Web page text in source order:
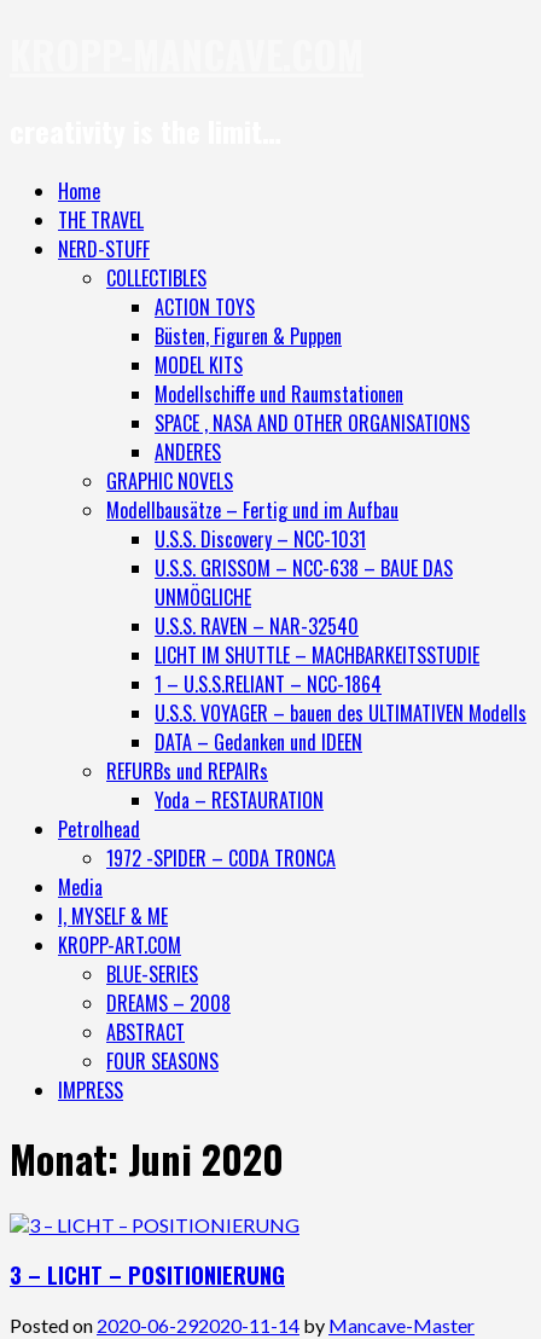
Home
THE TRAVEL
NERD-STUFF
COLLECTIBLES
ACTION TOYS
Büsten, Figuren & Puppen
MODEL KITS
Modellschiffe und Raumstationen
SPACE , NASA AND OTHER ORGANISATIONS
ANDERES
GRAPHIC NOVELS
Modellbausätze – Fertig und im Aufbau
U.S.S. Discovery – NCC-1031
U.S.S. GRISSOM – NCC-638 – BAUE DAS
UNMÖGLICHE
U.S.S. RAVEN – NAR-32540
LICHT IM SHUTTLE – MACHBARKEITSSTUDIE
1 – U.S.S.RELIANT – NCC-1864
U.S.S. VOYAGER – bauen des ULTIMATIVEN Modells
DATA – Gedanken und IDEEN
REFURBs und REPAIRs
Yoda – RESTAURATION
Petrolhead
1972 -SPIDER – CODA TRONCA
Media
I, MYSELF & ME
KROPP-ART.COM
BLUE-SERIES
DREAMS – 2008
ABSTRACT
FOUR SEASONS
IMPRESS
Monat: Juni 2020
3 – LICHT – POSITIONIERUNG
Posted on 2020-06-292020-11-14 by Mancave-Master